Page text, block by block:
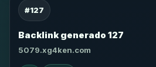
#127
Backlink generado 127
5079.xg4ken.com